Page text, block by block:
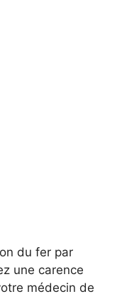
du fer par
une carence
médecin de